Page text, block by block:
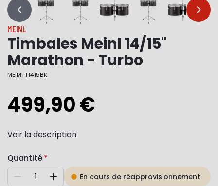
… …
MEINL
Timbales Meinl 14/15"
Marathon - Turbo
MEIMTT1415BK
499,90 €
Voir la description
Quantité
Diminuer AugmenterEn cours de réapprovisionnement